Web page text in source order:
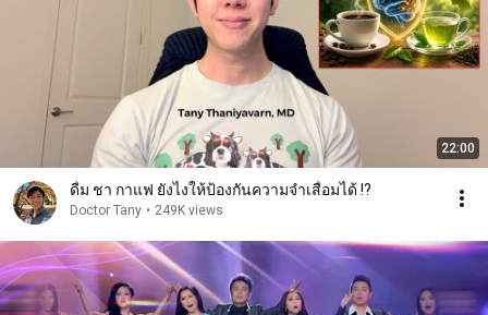
22:00
ดื่ม ชา กาแฟ ยังไงให้ป้องกันความจำเสื่อมได้ !?
Doctor Tany • 249K views